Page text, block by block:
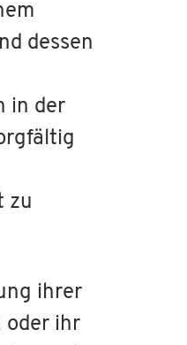
dessen
in der
zu
ihrer
oder ihr